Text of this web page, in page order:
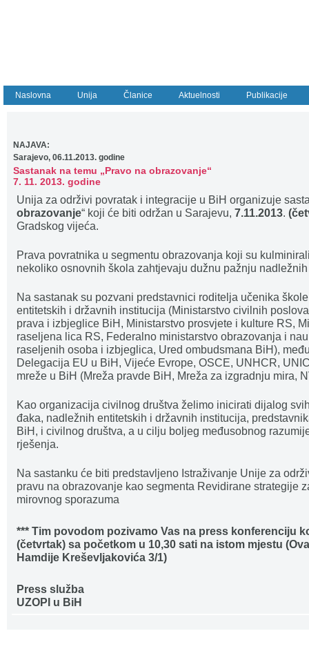
Naslovna Unija Članice Aktuelnosti Publikacije
NAJAVA:
Sarajevo, 06.11.2013. godine
Sastanak na temu „Pravo na obrazovanje“
7. 11. 2013. godine
Unija za održivi povratak i integracije u BiH organizuje
obrazovanje“ koji će biti održan u Sarajevu, 7.11.2013.
Gradskog vijeća.
Prava povratnika u segmentu obrazovanja koji su
nekoliko osnovnih škola zahtjevaju dužnu pažnju
Na sastanak su pozvani predstavnici roditelja učenika
entitetskih i državnih institucija (Ministarstvo civilnih
prava i izbjeglice BiH, Ministarstvo prosvjete i kulture RS,
raseljena lica RS, Federalno ministarstvo obrazovanja i
raseljenih osoba i izbjeglica, Ured ombudsmana BiH),
Delegacija EU u BiH, Vijeće Evrope, OSCE, UNHCR,
mreže u BiH (Mreža pravde BiH, Mreža za izgradnju mira,
Kao organizacija civilnog društva želimo inicirati dijalog
đaka, nadležnih entitetskih i državnih institucija,
BiH, i civilnog društva, a u cilju boljeg međusobnog
rješenja.
Na sastanku će biti predstavljeno Istraživanje Unije za
pravu na obrazovanje kao segmenta Revidirane strategije
mirovnog sporazuma
*** Tim povodom pozivamo Vas na press konferenciju
(četvrtak) sa početkom u 10,30 sati na istom mjestu
Hamdije Kreševljakovića 3/1)
Press služba
UZOPI u BiH